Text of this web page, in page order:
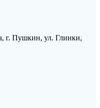
г. Пушкин, ул. Глинки,